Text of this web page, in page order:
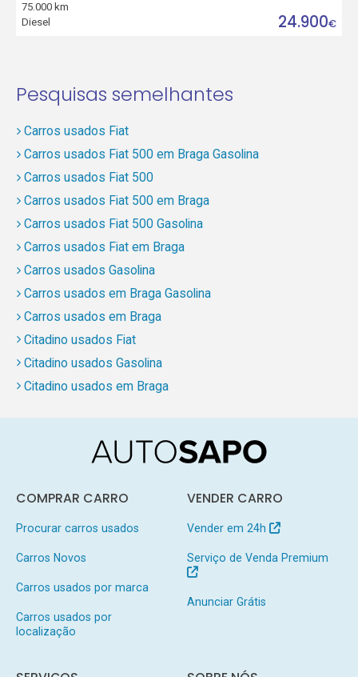
75.000 km
Diesel
24.900€
Pesquisas semelhantes
Carros usados Fiat
Carros usados Fiat 500 em Braga Gasolina
Carros usados Fiat 500
Carros usados Fiat 500 em Braga
Carros usados Fiat 500 Gasolina
Carros usados Fiat em Braga
Carros usados Gasolina
Carros usados em Braga Gasolina
Carros usados em Braga
Citadino usados Fiat
Citadino usados Gasolina
Citadino usados em Braga
COMPRAR CARRO
Procurar carros usados
Carros Novos
Carros usados por marca
Carros usados por
localização
VENDER CARRO
Vender em 24h
Serviço de Venda Premium
Anunciar Grátis